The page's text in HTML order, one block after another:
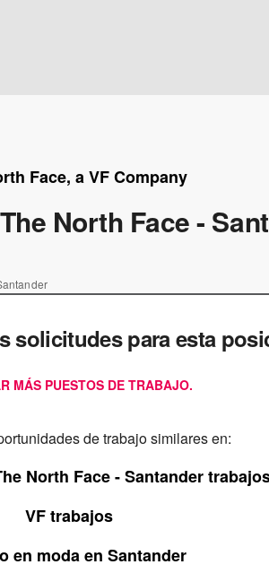
Face, a VF Company
North Face -
solicitudes para esta
MÁS PUESTOS DE TRABAJO.
de trabajo similares en:
North Face - Santander
VF trabajos
en moda en Santander